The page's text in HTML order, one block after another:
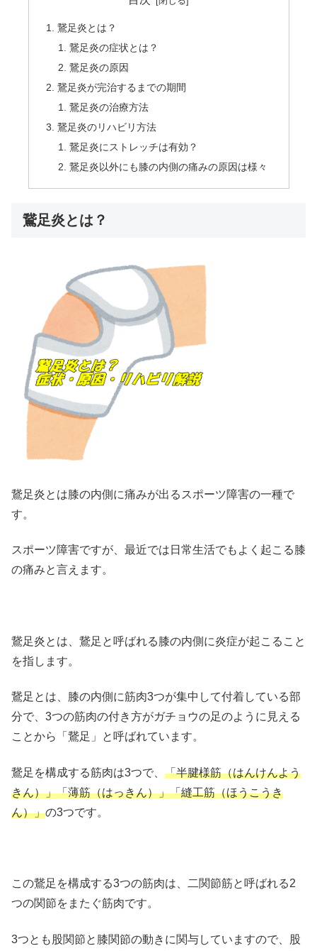
鵞足炎とは？
鵞足炎の症状とは？
鵞足炎の原因
鵞足炎が完治するまでの期間
鵞足炎の治療方法
鵞足炎のリハビリ方法
鵞足炎にストレッチは有効？
鵞足炎以外にも膝の内側の痛みの原因は様々
鵞足炎とは？
鵞足炎とは膝の内側に痛みが出るスポーツ障害の一種で
す。
スポーツ障害ですが、最近では日常生活でもよく起こる膝
の痛みと言えます。
鵞足炎とは、鵞足と呼ばれる膝の内側に炎症が起こること
を指します。
鵞足とは、膝の内側に筋肉3つが集中して付着している部
分で、3つの筋肉の付き方がガチョウの足のように見える
ことから「鵞足」と呼ばれています。
鵞足を構成する筋肉は3つで、 「半腱様筋（はんけんよう
きん）」「薄筋（はっきん）」「縫工筋（ほうこうき
ん）」の3つです。
この鵞足を構成する3つの筋肉は、二関節筋と呼ばれる2
つの関節をまたぐ筋肉です。
3つとも股関節と膝関節の動きに関与していますので、股